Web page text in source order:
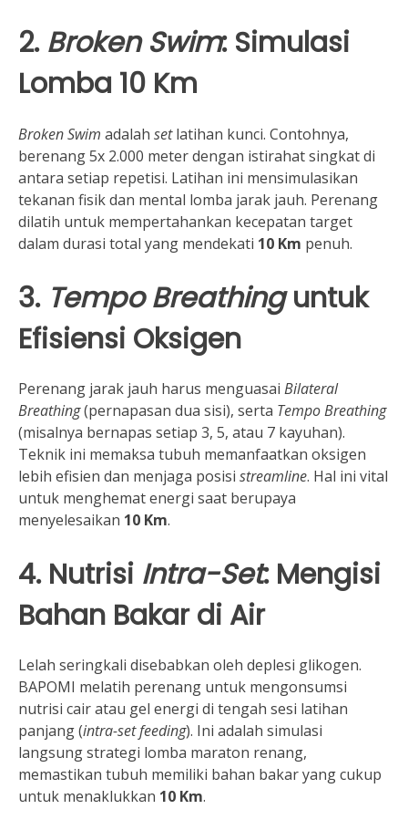
2. Broken Swim: Simulasi
Lomba 10 Km
Broken Swim adalah setlatihan kunci. Contohnya,
berenang 5x 2.000 meter dengan istirahat singkat di
antara setiap repetisi. Latihan ini mensimulasikan
tekanan fisik dan mental lomba jarak jauh. Perenang
dilatih untuk mempertahankan kecepatan target
dalam durasi total yang mendekati 10 Km penuh.
3. Tempo Breathinguntuk
Efisiensi Oksigen
Perenang jarak jauh harus menguasai Bilateral
Breathing(pernapasan dua sisi), serta Tempo Breathing
(misalnya bernapas setiap 3, 5, atau 7 kayuhan).
Teknik ini memaksa tubuh memanfaatkan oksigen
lebih efisien dan menjaga posisi streamline. Hal ini vital
untuk menghemat energi saat berupaya
menyelesaikan 10 Km.
4. Nutrisi Intra-Set: Mengisi
Bahan Bakar di Air
Lelah seringkali disebabkan oleh deplesi glikogen.
BAPOMI melatih perenang untuk mengonsumsi
nutrisi cair atau gel energi di tengah sesi latihan
panjang (intra-set feeding). Ini adalah simulasi
langsung strategi lomba maraton renang,
memastikan tubuh memiliki bahan bakar yang cukup
untuk menaklukkan 10 Km.